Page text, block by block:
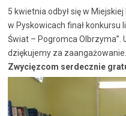
5 kwietnia odbył się w
w Pyskowicach finał konkursu
Świat – Pogromca Olbrzyma”.
dziękujemy za zaangażowanie.
Zwycięzcom serdecznie